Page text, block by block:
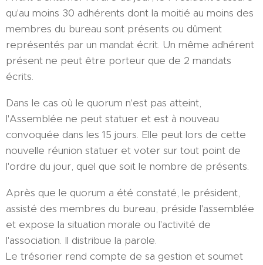
qu'au moins 30 adhérents dont la moitié au moins des
membres du bureau sont présents ou dûment
représentés par un mandat écrit. Un même adhérent
présent ne peut être porteur que de 2 mandats
écrits.
Dans le cas où le quorum n'est pas atteint,
l'Assemblée ne peut statuer et est à nouveau
convoquée dans les 15 jours. Elle peut lors de cette
nouvelle réunion statuer et voter sur tout point de
l'ordre du jour, quel que soit le nombre de présents.
Après que le quorum a été constaté, le président,
assisté des membres du bureau, préside l'assemblée
et expose la situation morale ou l'activité de
l'association. Il distribue la parole.
Le trésorier rend compte de sa gestion et soumet